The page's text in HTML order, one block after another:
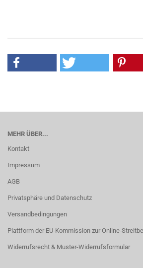
MEHR ÜBER...
Kontakt
Impressum
AGB
Privatsphäre und Datenschutz
Versandbedingungen
Plattform der EU-Kommission zur Online-
Widerrufsrecht & Muster-Widerrufsformular